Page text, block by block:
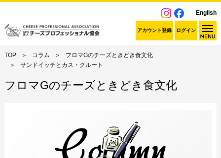
English
アカウント登録 ログイン
TOP コラム
フロマGのチーズときどき食文化
サンドイッチとカス・クルート
フロマGのチーズときどき食文化